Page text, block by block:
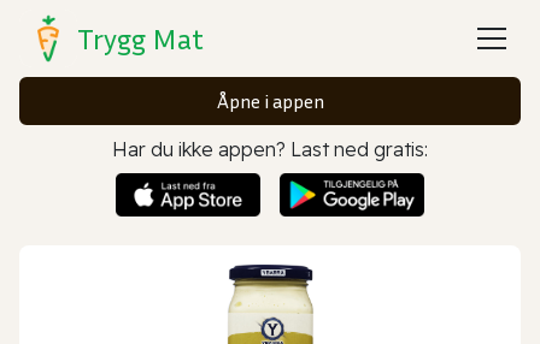
Trygg Mat
Åpne i appen
Har du ikke appen? Last ned gratis: